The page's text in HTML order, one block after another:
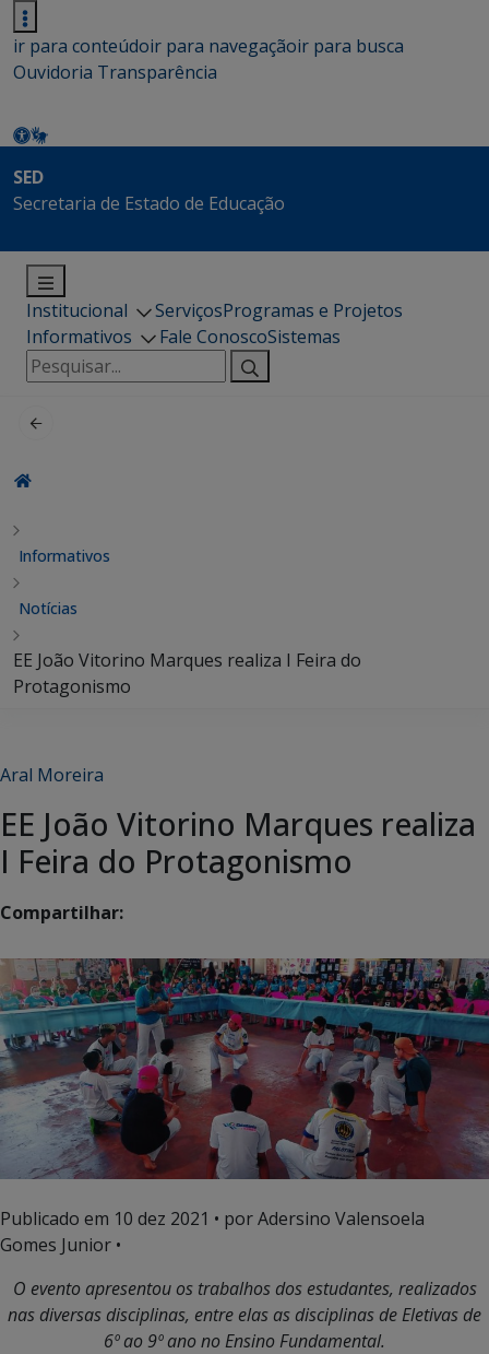
ir para conteúdoir para navegaçãoir para busca
Ouvidoria Transparência
SED
Secretaria de Estado de Educação
Institucional ServiçosProgramas e Projetos
Informativos
Fale ConoscoSistemas
Pesquisar
por:
Informativos
Notícias
EE João Vitorino Marques realiza I Feira do
Protagonismo
Aral Moreira
EE João Vitorino Marques realiza
I Feira do Protagonismo
Compartilhar:
Publicado em 10 dez 2021 • por Adersino Valensoela
Gomes Junior •
O evento apresentou os trabalhos dos estudantes, realizados
nas diversas disciplinas, entre elas as disciplinas de Eletivas de
6º ao 9º ano no Ensino Fundamental.